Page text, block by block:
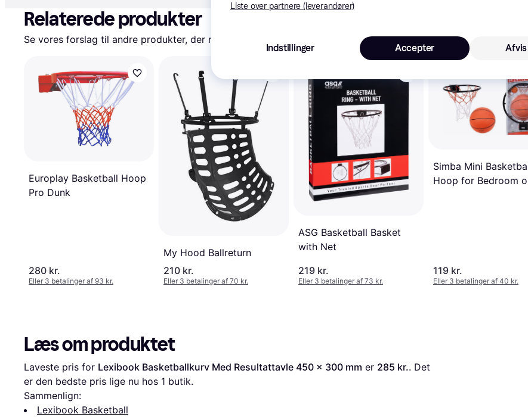
Relaterede produkter
Se vores forslag til andre produkter, der matcher dine interesser.
Europlay Basketball Hoop
Pro Dunk
280 kr.
Eller 3 betalinger af 93 kr.
My Hood Ballreturn
210 kr.
Eller 3 betalinger af 70 kr.
ASG Basketball Basket
with Net
219 kr.
Eller 3 betalinger af 73 kr.
Simba Mini
Hoop for Bedroom
119 kr.
Eller 3 betalinger af 40 kr.
Læs om produktet
Laveste pris for Lexibook Basketballkurv Med Resultattavle 450 x 300 mm er 285 kr.. Det
er den bedste pris lige nu hos 1 butik.
Sammenlign:
Lexibook Basketball
Liste over partnere (leverandører)
Indstillinger Accepter